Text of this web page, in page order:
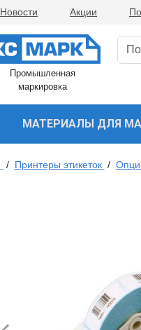
Новости Акции
Промышленная
маркировка
МАТЕРИАЛЫ ДЛЯ
/ Принтеры этикеток /